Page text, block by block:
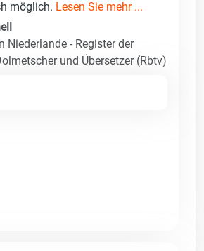
möglich. Lesen Sie mehr ...
Niederlande - Register der
und Übersetzer (Rbtv)